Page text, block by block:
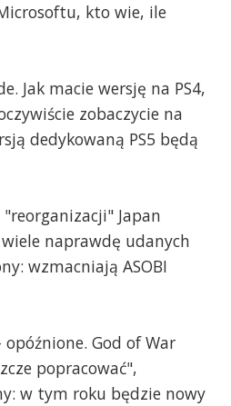
kto wie, ile
Jak macie wersję na PS4,
zobaczycie na
dedykowaną PS5 będą
Japan
naprawdę udanych
wzmacniają ASOBI
opóźnione. God of War
popracować",
w tym roku będzie nowy